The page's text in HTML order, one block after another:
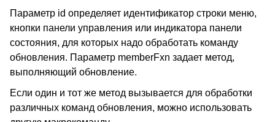
Параметр id определяет идентификатор строки меню,
кнопки панели управления или индикатора панели
состояния, для которых надо обработать команду
обновления. Параметр memberFxn задает метод,
выполняющий обновление.
Если один и тот же метод вызывается для обработки
различных команд обновления, можно использовать